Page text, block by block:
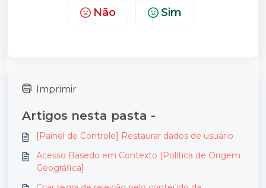
Não Sim
Imprimir
Artigos nesta pasta -
[Painel de Controle] Restaurar dados de usuário
Acesso Basedo em Contexto [Política de Origem
Geográfica]